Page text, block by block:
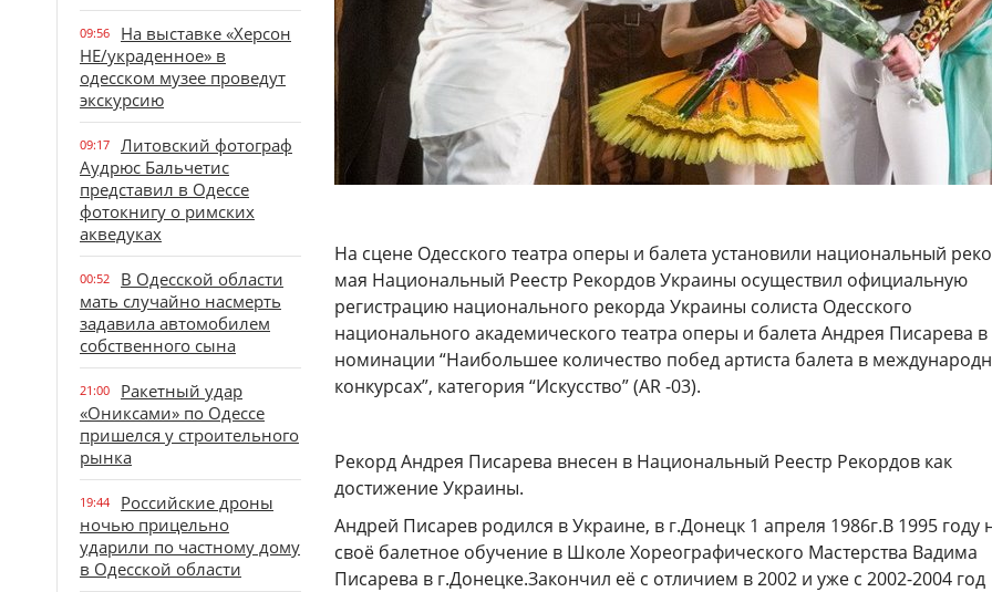
09:56
На выставке «Херсон
НЕ/украденное» в
одесском музее проведут
экскурсию
09:17
Литовский фотограф
Аудрюс Бальчетис
представил в Одессе
фотокнигу о римских
акведуках
00:52
В Одесской области
мать случайно насмерть
задавила автомобилем
собственного сына
21:00
Ракетный удар
«Ониксами» по Одессе
пришелся у строительного
рынка
19:44
Российские дроны
ночью прицельно
ударили по частному дому
в Одесской области
На сцене Одесского театра оперы и балета установили национальный
мая Национальный Реестр Рекордов Украины осуществил официальную
регистрацию национального рекорда Украины солиста Одесского
национального академического театра оперы и балета Андрея Писарева в
номинации “Наибольшее количество побед артиста балета в
конкурсах”, категория “Искусство” (AR -03).
Рекорд Андрея Писарева внесен в Национальный Реестр Рекордов как
достижение Украины.
Андрей Писарев родился в Украине, в г.Донецк 1 апреля 1986г.В 1995 году
своё балетное обу­чение в Школе Хореог­рафического Мастерст­ва Вадима
Писарева в г.Донецке.Закончил её с отличием в 2002 и уже с 2002-2004 год